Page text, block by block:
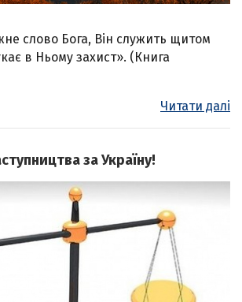
слово Бога, Він служить щитом
в Ньому захист». (Книга
Читати далі
за Україну!